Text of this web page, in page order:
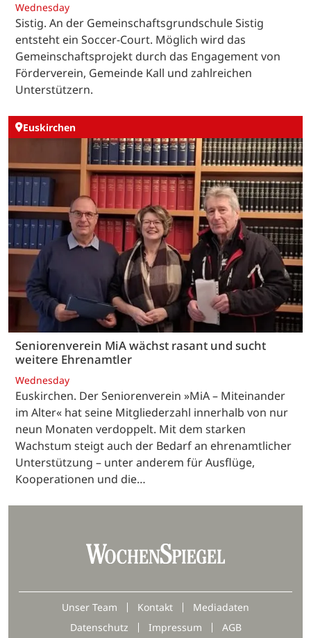
Wednesday
Sistig. An der Gemeinschaftsgrundschule Sistig
entsteht ein Soccer-Court. Möglich wird das
Gemeinschaftsprojekt durch das Engagement von
Förderverein, Gemeinde Kall und zahlreichen
Unterstützern.
Euskirchen
Seniorenverein MiA wächst rasant und sucht
weitere Ehrenamtler
Wednesday
Euskirchen. Der Seniorenverein »MiA – Miteinander
im Alter« hat seine Mitgliederzahl innerhalb von nur
neun Monaten verdoppelt. Mit dem starken
Wachstum steigt auch der Bedarf an ehrenamtlicher
Unterstützung – unter anderem für Ausflüge,
Kooperationen und die…
Unser Team Kontakt
Mediadaten
Datenschutz
Impressum AGB